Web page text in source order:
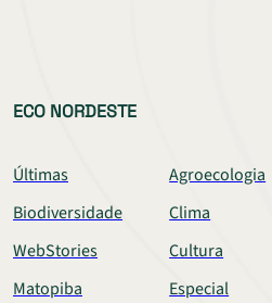
ECO NORDESTE
Últimas
Agroecologia
Biodiversidade
Clima
WebStories
Cultura
Matopiba
Especial